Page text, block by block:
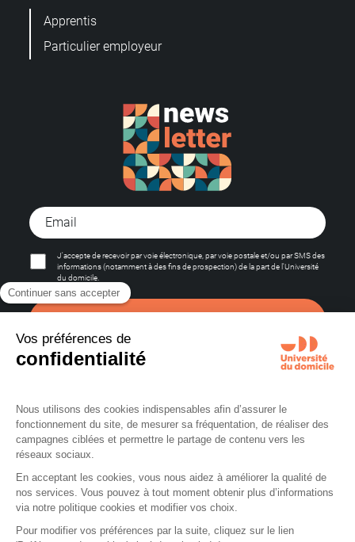
Apprentis
Particulier employeur
J'accepte de recevoir par voie électronique, par voie postale et/ou par SMS des
informations (notamment à des fins de prospection) de la part de l'Université
du domicile.
• Actions de formation